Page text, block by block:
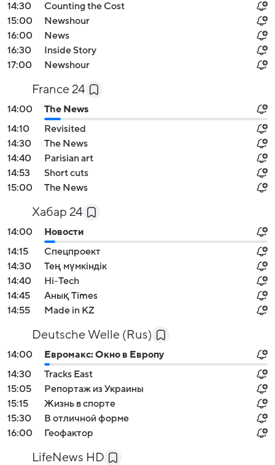
14:30
Counting the Cost
15:00
Newshour
16:00
News
16:30
Inside Story
17:00
Newshour
France 24
14:00
The News
14:10
Revisited
14:30
The News
14:40
Parisian art
14:53
Short cuts
15:00
The News
Хабар 24
14:00
Новости
14:15
Спецпроект
14:30
Тең мүмкіндік
14:40
Hi-Tech
14:45
Анық Times
14:55
Made in KZ
Deutsche Welle (Rus)
14:00
Евромакс: Окно в Европу
14:30
Tracks East
15:05
Репортаж из Украины
15:15
Жизнь в спорте
15:30
В отличной форме
16:00
Геофактор
LifeNews HD